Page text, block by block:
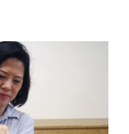
代
青
年
面
面
观